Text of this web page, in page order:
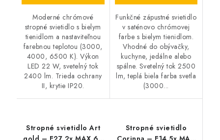
Moderné chrómové
stropné svietidlo s bielym
tienidlom a nastaviteľnou
farebnou teplotou (3000,
4000, 6500 K). Výkon
LED 22 W, svetelný tok
2400 lm. Trieda ochrany
II, krytie IP20.
Funkčné zápustné svietidlo
v saténovo chrómovej
farbe s bielym tienidlom.
Vhodné do obývačky,
kuchyne, jedálne alebo
spálne. Svetelný tok 2500
lm, teplá biela farba svetla
(3000...
Stropné svietidlo Art
Stropné svietidlo